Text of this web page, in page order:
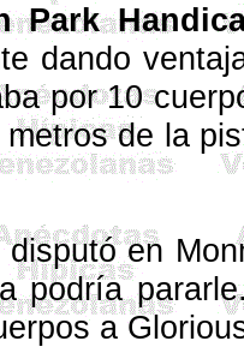
Park
dando
por 10
de la
disputó en
podría
a